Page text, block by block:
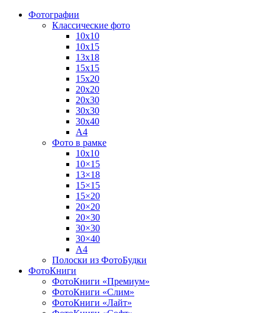
Фотографии
Классические фото
10х10
10х15
13х18
15х15
15х20
20х20
20х30
30х30
30х40
А4
Фото в рамке
10х10
10×15
13×18
15×15
15×20
20×20
20×30
30×30
30×40
A4
Полоски из ФотоБудки
ФотоКниги
ФотоКниги «Премиум»
ФотоКниги «Слим»
ФотоКниги «Лайт»